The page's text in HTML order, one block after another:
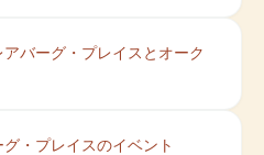
バーグ・プレイスとオーク
・プレイスのイベント